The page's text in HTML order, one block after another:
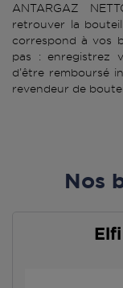
ANTARGAZ
retrouver la
correspond à vos
pas : enregistrez
d’être remboursé
revendeur de
Nos